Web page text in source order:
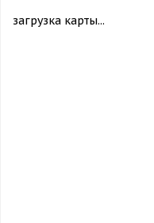
загрузка карты...